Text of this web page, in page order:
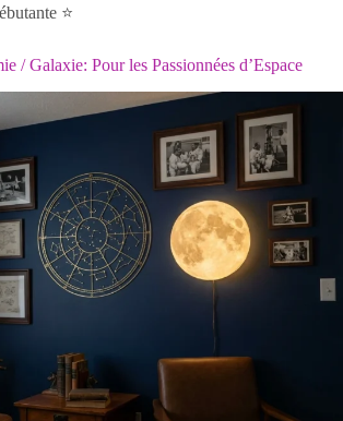
⭐
/ Galaxie: Pour les Passionnées d’Espace